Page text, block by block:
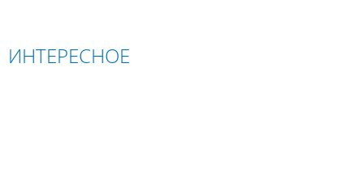
ИНТЕРЕСНОЕ